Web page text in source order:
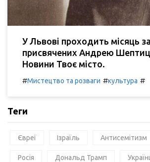
У Львові проходить місяць
присвячених Андрею
Новини Твоє місто.
#Мистецтво та розваги #культура #
Теги
Євреї Ізраїль Антисемітизм
Росія Дональд Трамп